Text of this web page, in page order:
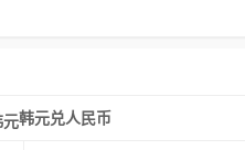
韩元兑人民币